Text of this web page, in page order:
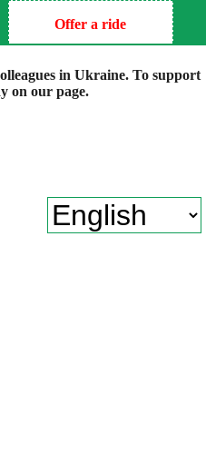
Offer a ride
in Ukraine. To support
on our page.